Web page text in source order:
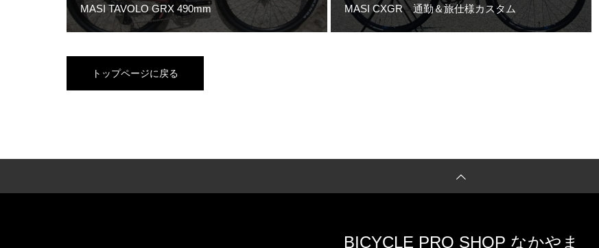
MASI TAVOLO GRX 490mm MASI CXGR 通勤＆旅仕様カスタム
トップページに戻る
BICYCLE PRO SHOP なかやま